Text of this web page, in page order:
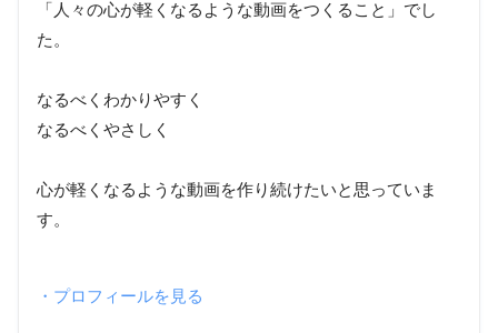
「人々の心が軽くなるような動画をつくること」でし
た。
なるべくわかりやすく
なるべくやさしく
心が軽くなるような動画を作り続けたいと思っていま
す。
・プロフィールを見る